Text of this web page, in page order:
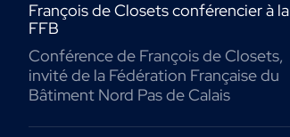
François de Closets conférencier à la
FFB
Conférence de François de Closets,
invité de la Fédération Française du
Bâtiment Nord Pas de Calais